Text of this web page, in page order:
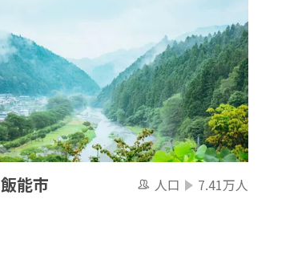
飯能市 人口 7.41万人